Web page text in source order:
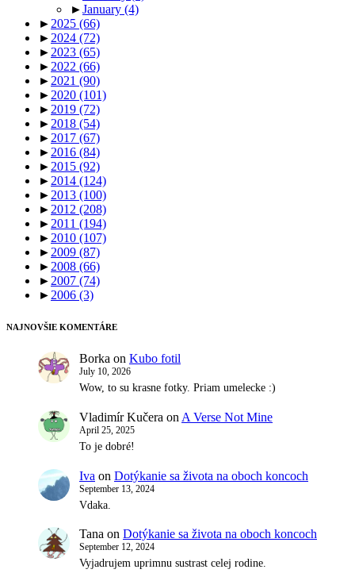
►January (4)
►2025 (66)
►2024 (72)
►2023 (65)
►2022 (66)
►2021 (90)
►2020 (101)
►2019 (72)
►2018 (54)
►2017 (67)
►2016 (84)
►2015 (92)
►2014 (124)
►2013 (100)
►2012 (208)
►2011 (194)
►2010 (107)
►2009 (87)
►2008 (66)
►2007 (74)
►2006 (3)
NAJNOVŠIE KOMENTÁRE
Borka on Kubo fotil
July 10, 2026
Wow, to su krasne fotky. Priam umelecke :)
Vladimír Kučera on A Verse Not Mine
April 25, 2025
To je dobré!
Iva on Dotýkanie sa života na oboch koncoch
September 13, 2024
Vdaka.
Tana on Dotýkanie sa života na oboch koncoch
September 12, 2024
Vyjadrujem uprimnu sustrast celej rodine.